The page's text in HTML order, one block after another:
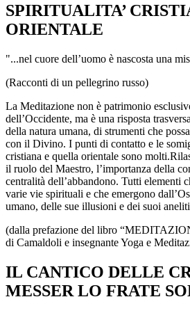
SPIRITUALITA’
ORIENTALE
"...nel cuore dell’uomo è nascosta una
(Racconti di un pellegrino russo)
La Meditazione non è patrimonio
dell’Occidente, ma è una risposta
della natura umana, di strumenti che
con il Divino. I punti di contatto e le
cristiana e quella orientale sono
il ruolo del Maestro, l’importanza della
centralità dell’abbandono. Tutti elementi
varie vie spirituali e che emergono
umano, delle sue illusioni e dei suoi
(dalla prefazione del libro
di Camaldoli e insegnante Yoga e
​IL CANTICO DELLE
MESSER LO FRATE